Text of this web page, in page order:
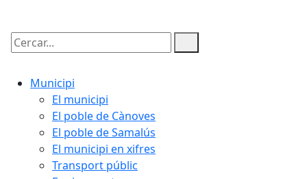
Cercar:
Municipi
El municipi
El poble de Cànoves
El poble de Samalús
El municipi en xifres
Transport públic